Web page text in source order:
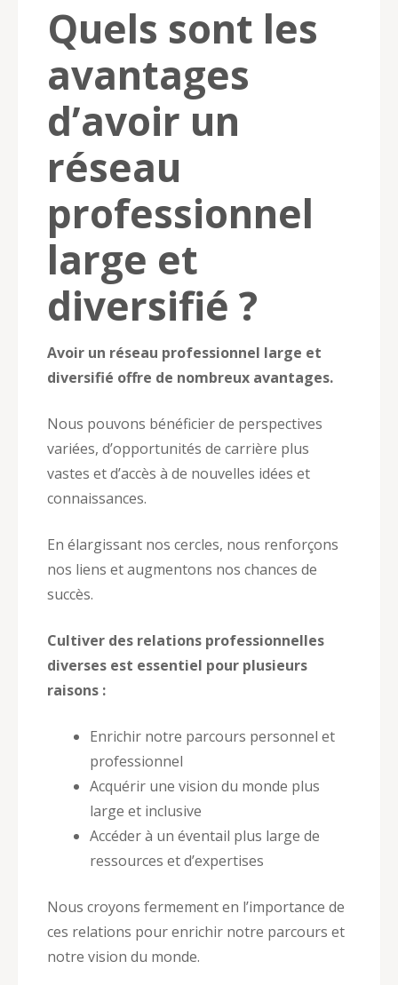
Quels sont les
avantages
d’avoir un
réseau
professionnel
large et
diversifié ?
Avoir un réseau professionnel large et
diversifié offre de nombreux avantages.
Nous pouvons bénéficier de perspectives
variées, d’opportunités de carrière plus
vastes et d’accès à de nouvelles idées et
connaissances.
En élargissant nos cercles, nous renforçons
nos liens et augmentons nos chances de
succès.
Cultiver des relations professionnelles
diverses est essentiel pour plusieurs
raisons :
Enrichir notre parcours personnel et
professionnel
Acquérir une vision du monde plus
large et inclusive
Accéder à un éventail plus large de
ressources et d’expertises
Nous croyons fermement en l’importance de
ces relations pour enrichir notre parcours et
notre vision du monde.